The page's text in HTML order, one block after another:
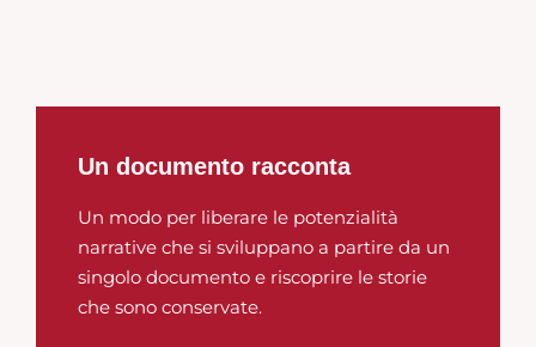
Un documento racconta
Un modo per liberare le potenzialità
narrative che si sviluppano a partire da un
singolo documento e riscoprire le storie
che sono conservate.